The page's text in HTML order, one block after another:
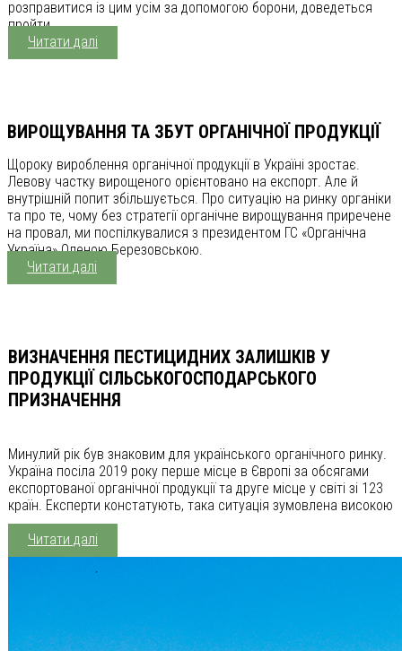
розправитися із цим усім за допомогою борони, доведеться
пройти ...
Читати далі
ВИРОЩУВАННЯ ТА ЗБУТ ОРГАНІЧНОЇ ПРОДУКЦІЇ
Щороку вироблення органічної продукції в Україні зростає.
Левову частку вирощеного орієнтовано на експорт. Але й
внутрішній попит збільшується. Про ситуацію на ринку органіки
та про те, чому без стратегії органічне вирощування приречене
на провал, ми поспілкувалися з президентом ГС «Органічна
Україна» Оленою Березовською.
Читати далі
ВИЗНАЧЕННЯ ПЕСТИЦИДНИХ ЗАЛИШКІВ У
ПРОДУКЦІЇ СІЛЬСЬКОГОСПОДАРСЬКОГО
ПРИЗНАЧЕННЯ
Минулий рік був знаковим для українського органічного ринку.
Україна посіла 2019 року перше місце в Європі за обсягами
експортованої органічної продукції та друге місце у світі зі 123
країн. Експерти констатують, така ситуація зумовлена високою
...
Читати далі